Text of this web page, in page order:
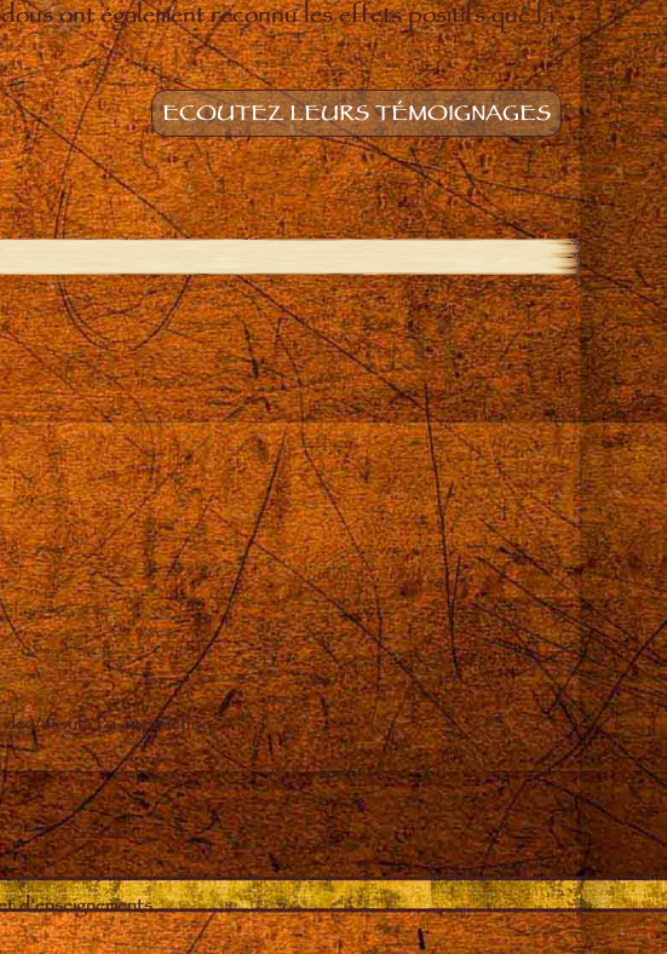
ont également reconnu les effets positifs que la
ECOUTEZ LEURS TÉMOIGNAGES
Vassula l’a approchée
d’enseignements